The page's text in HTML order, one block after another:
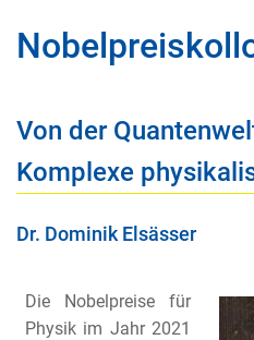
Von der
Komplexe
Dr. Dominik Elsässer
Die Nobelpreise für
Physik im Jahr 2021